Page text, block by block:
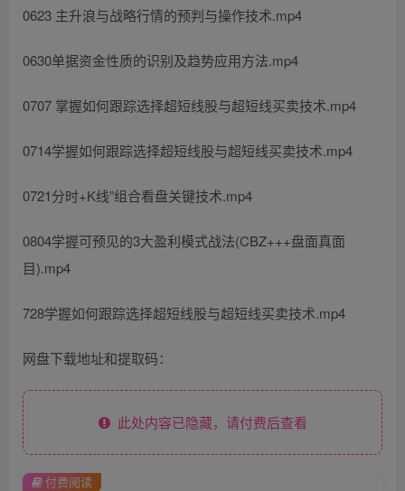
0623 主升浪与战略行情的预判与操作技术.mp4
0630单据资金性质的识别及趋势应用方法.mp4
0707 掌握如何跟踪选择超短线股与超短线买卖技术.mp4
0714学握如何跟踪选择超短线股与超短线买卖技术.mp4
0721分时+K线”组合看盘关键技术.mp4
0804学握可预见的3大盈利模式战法(CBZ+++盘面真面
目).mp4
728学握如何跟踪选择超短线股与超短线买卖技术.mp4
网盘下载地址和提取码：
此处内容已隐藏，请付费后查看
付费阅读